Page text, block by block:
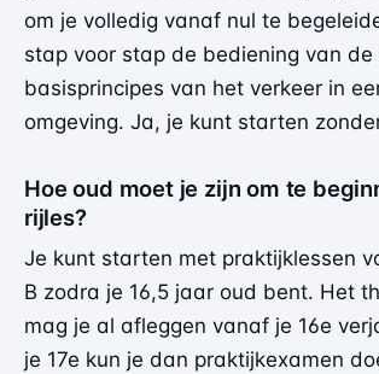
om je volledig vanaf nul te
stap voor stap de bediening van de
basisprincipes van het verkeer in
omgeving. Ja, je kunt starten
Hoe oud moet je zijn om te
rijles?
Je kunt starten met praktijklessen
B zodra je 16,5 jaar oud bent. Het
mag je al afleggen vanaf je 16e
je 17e kun je dan praktijkexamen